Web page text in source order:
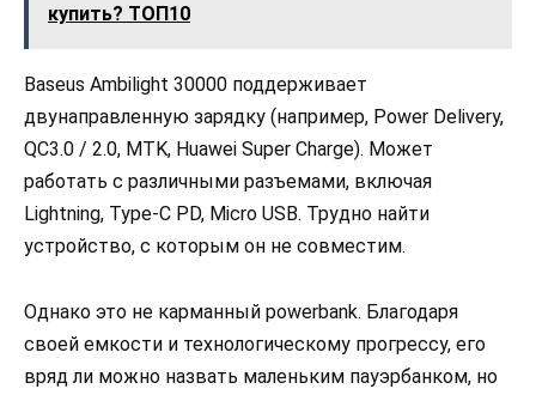
купить? ТОП10
Baseus Ambilight 30000 поддерживает
двунаправленную зарядку (например, Power Delivery,
QC3.0 / 2.0, MTK, Huawei Super Charge). Может
работать с различными разъемами, включая
Lightning, Type-C PD, Micro USB. Трудно найти
устройство, с которым он не совместим.
Однако это не карманный powerbank. Благодаря
своей емкости и технологическому прогрессу, его
вряд ли можно назвать маленьким пауэрбанком, но